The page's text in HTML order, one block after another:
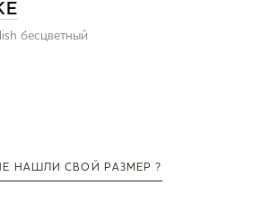
бесцветный
НАШЛИ СВОЙ РАЗМЕР ?